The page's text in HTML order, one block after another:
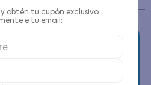
obtén tu cupón exclusivo
e tu email: